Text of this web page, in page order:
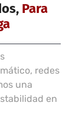
Para
redes
una
en